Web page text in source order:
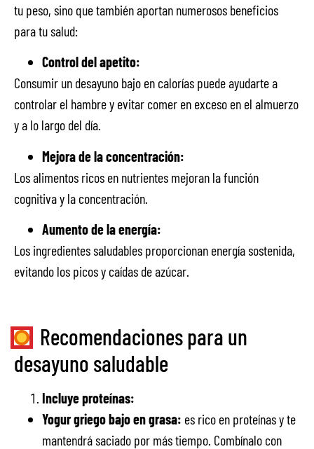
tu peso, sino que también aportan numerosos beneficios
para tu salud:
Control del apetito:
Consumir un desayuno bajo en calorías puede ayudarte a
controlar el hambre y evitar comer en exceso en el almuerzo
y a lo largo del día.
Mejora de la concentración:
Los alimentos ricos en nutrientes mejoran la función
cognitiva y la concentración.
Aumento de la energía:
Los ingredientes saludables proporcionan energía sostenida,
evitando los picos y caídas de azúcar.
Recomendaciones para un
desayuno saludable
Incluye proteínas:
Yogur griego bajo en grasa: es rico en proteínas y te
mantendrá saciado por más tiempo. Combínalo con